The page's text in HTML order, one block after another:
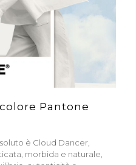
Pantone
è Cloud Dancer,
morbida e naturale,